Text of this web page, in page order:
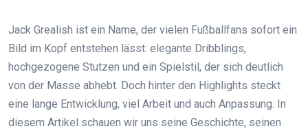
Jack Grealish ist ein Name, der vielen Fußballfans sofort ein
Bild im Kopf entstehen lässt: elegante Dribblings,
hochgezogene Stutzen und ein Spielstil, der sich deutlich
von der Masse abhebt. Doch hinter den Highlights steckt
eine lange Entwicklung, viel Arbeit und auch Anpassung. In
diesem Artikel schauen wir uns seine Geschichte, seinen